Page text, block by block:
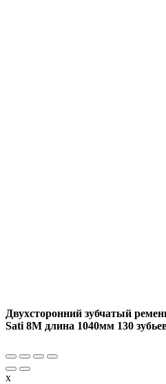
Двухсторонний зубчатый
Sati 8M длина 1040мм 130
x